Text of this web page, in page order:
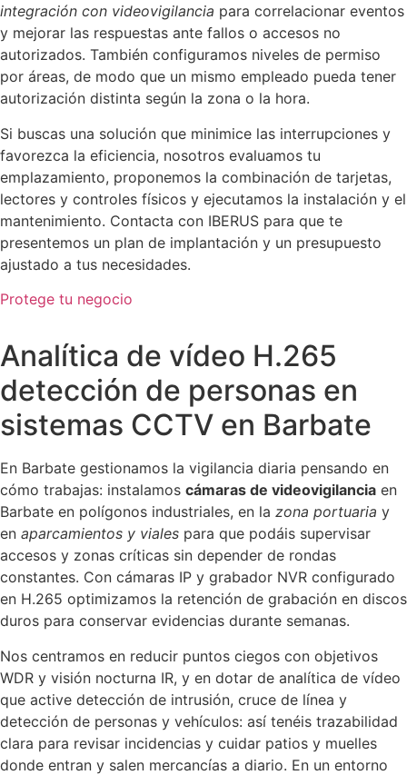
integración con videovigilancia para correlacionar eventos
y mejorar las respuestas ante fallos o accesos no
autorizados. También configuramos niveles de permiso
por áreas, de modo que un mismo empleado pueda tener
autorización distinta según la zona o la hora.
Si buscas una solución que minimice las interrupciones y
favorezca la eficiencia, nosotros evaluamos tu
emplazamiento, proponemos la combinación de tarjetas,
lectores y controles físicos y ejecutamos la instalación y el
mantenimiento. Contacta con IBERUS para que te
presentemos un plan de implantación y un presupuesto
ajustado a tus necesidades.
Protege tu negocio
Analítica de vídeo H.265
detección de personas en
sistemas CCTV en Barbate
En Barbate gestionamos la vigilancia diaria pensando en
cómo trabajas: instalamos cámaras de videovigilancia en
Barbate en polígonos industriales, en la zona portuaria y
en aparcamientos y viales para que podáis supervisar
accesos y zonas críticas sin depender de rondas
constantes. Con cámaras IP y grabador NVR configurado
en H.265 optimizamos la retención de grabación en discos
duros para conservar evidencias durante semanas.
Nos centramos en reducir puntos ciegos con objetivos
WDR y visión nocturna IR, y en dotar de analítica de vídeo
que active detección de intrusión, cruce de línea y
detección de personas y vehículos: así tenéis trazabilidad
clara para revisar incidencias y cuidar patios y muelles
donde entran y salen mercancías a diario. En un entorno